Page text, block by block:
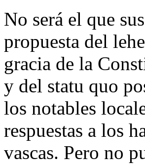
No será el que
propuesta del
gracia de la
y del statu quo
los notables
respuestas a los
vascas. Pero no